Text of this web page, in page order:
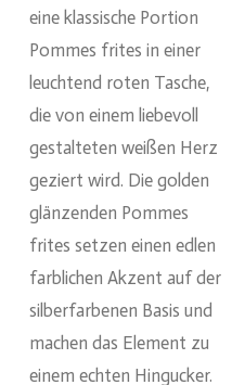
eine klassische Portion
Pommes frites in einer
leuchtend roten Tasche,
die von einem liebevoll
gestalteten weißen Herz
geziert wird. Die golden
glänzenden Pommes
frites setzen einen edlen
farblichen Akzent auf der
silberfarbenen Basis und
machen das Element zu
einem echten Hingucker.